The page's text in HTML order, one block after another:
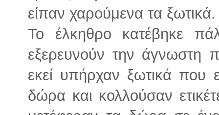
είπαν χαρούμενα τα ξωτικά.
Το έλκηθρο κατέβηκε
εξερευνούν την άγνωστη
εκεί υπήρχαν ξωτικά που
δώρα και κολλούσαν